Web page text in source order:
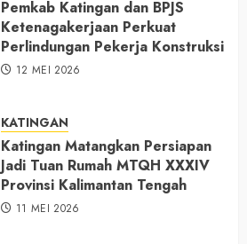
Pemkab Katingan dan BPJS
Ketenagakerjaan Perkuat
Perlindungan Pekerja Konstruksi
12 MEI 2026
KATINGAN
Katingan Matangkan Persiapan
Jadi Tuan Rumah MTQH XXXIV
Provinsi Kalimantan Tengah
11 MEI 2026